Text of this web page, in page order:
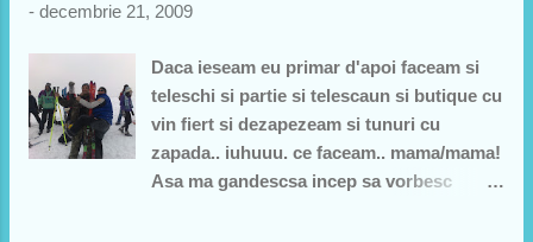
- decembrie 21, 2009
Daca ieseam eu primar d'apoi faceam si
teleschi si partie si telescaun si butique cu
vin fiert si dezapezeam si tunuri cu
zapada.. iuhuuu. ce faceam.. mama/mama!
Asa ma gandescsa incep sa vorbesc